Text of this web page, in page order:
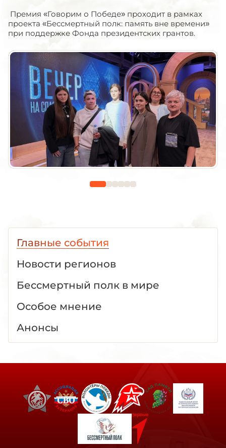
Премия «Говорим о Победе» проходит в рамках
проекта «Бессмертный полк: память вне времени»
при поддержке Фонда президентских грантов.
Главные события
Новости регионов
Бессмертный полк в мире
Особое мнение
Анонсы